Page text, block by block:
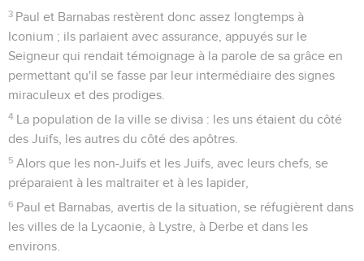
3 Paul et Barnabas restèrent donc assez longtemps à
Iconium ; ils parlaient avec assurance, appuyés sur le
Seigneur qui rendait témoignage à la parole de sa grâce en
permettant qu'il se fasse par leur intermédiaire des signes
miraculeux et des prodiges.
4 La population de la ville se divisa : les uns étaient du côté
des Juifs, les autres du côté des apôtres.
5 Alors que les non-Juifs et les Juifs, avec leurs chefs, se
préparaient à les maltraiter et à les lapider,
6 Paul et Barnabas, avertis de la situation, se réfugièrent dans
les villes de la Lycaonie, à Lystre, à Derbe et dans les
environs.